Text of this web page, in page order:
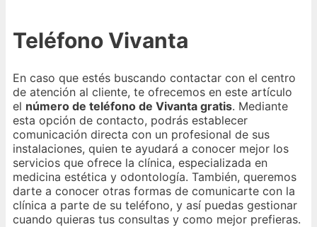
Teléfono Vivanta
En caso que estés buscando contactar con el centro
de atención al cliente, te ofrecemos en este artículo
el número de teléfono de Vivanta gratis. Mediante
esta opción de contacto, podrás establecer
comunicación directa con un profesional de sus
instalaciones, quien te ayudará a conocer mejor los
servicios que ofrece la clínica, especializada en
medicina estética y odontología. También, queremos
darte a conocer otras formas de comunicarte con la
clínica a parte de su teléfono, y así puedas gestionar
cuando quieras tus consultas y como mejor prefieras.